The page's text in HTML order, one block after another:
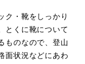
ク・靴をしっかり
とくに靴について
ものなので、登山
面状況などにあわ